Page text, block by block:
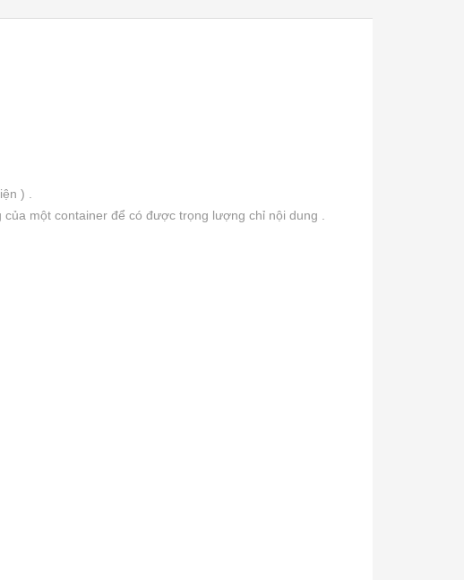
) .
một container để có được trọng lượng chỉ nội dung .